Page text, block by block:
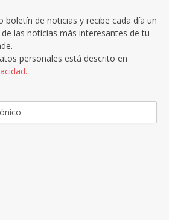
boletín de noticias y recibe cada día un
las noticias más interesantes de tu
personales está descrito en